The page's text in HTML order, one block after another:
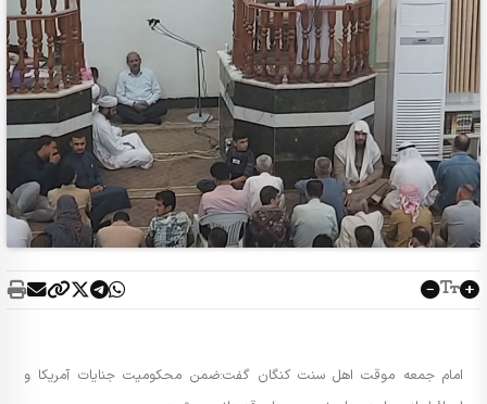
امام جمعه موقت اهل سنت کنگان گفت:ضمن محکومیت جنایات آمریکا و